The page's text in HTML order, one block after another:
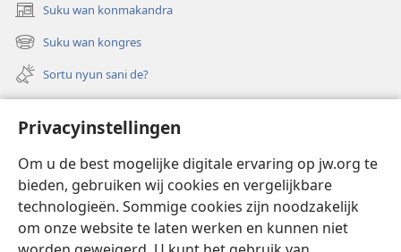
Privacyinstellingen
Om u de best mogelijke digitale ervaring op jw.org te
bieden, gebruiken wij cookies en vergelijkbare
technologieën. Sommige cookies zijn noodzakelijk
om onze website te laten werken en kunnen niet
Suku wan konmakandra
(opent
nieuw
venster)
Suku wan kongres
(opent
nieuw
venster)
Sortu nyun sani de?
Video’s met audiodescriptie
Suku
Bijdrage
(opent